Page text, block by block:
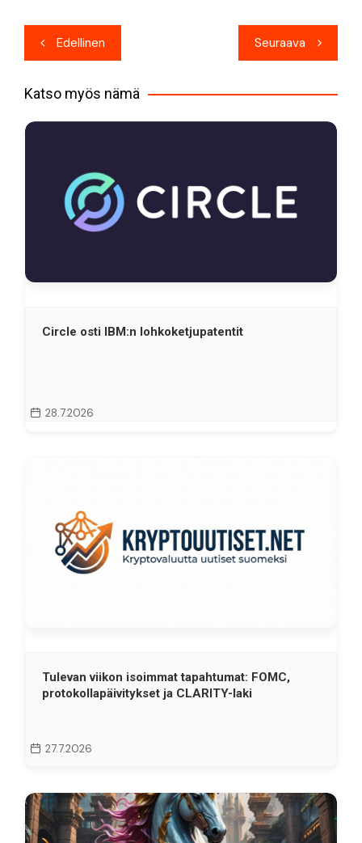
Artikkelien
selaus
Edellinen Seuraava
Katso myös nämä
Circle osti IBM:n lohkoketjupatentit
28.7.2026
Tulevan viikon isoimmat tapahtumat: FOMC,
protokollapäivitykset ja CLARITY-laki
27.7.2026